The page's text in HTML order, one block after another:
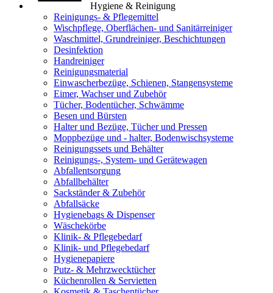
Hygiene & Reinigung
Reinigungs- & Pflegemittel
Wischpflege, Oberflächen- und Sanitärreiniger
Waschmittel, Grundreiniger, Beschichtungen
Desinfektion
Handreiniger
Reinigungsmaterial
Einwascherbezüge, Schienen, Stangensysteme
Eimer, Wachser und Zubehör
Tücher, Bodentücher, Schwämme
Besen und Bürsten
Halter und Bezüge, Tücher und Pressen
Moppbezüge und - halter, Bodenwischsysteme
Reinigungssets und Behälter
Reinigungs-, System- und Gerätewagen
Abfallentsorgung
Abfallbehälter
Sackständer & Zubehör
Abfallsäcke
Hygienebags & Dispenser
Wäschekörbe
Klinik- & Pflegebedarf
Klinik- und Pflegebedarf
Hygienepapiere
Putz- & Mehrzwecktücher
Küchenrollen & Servietten